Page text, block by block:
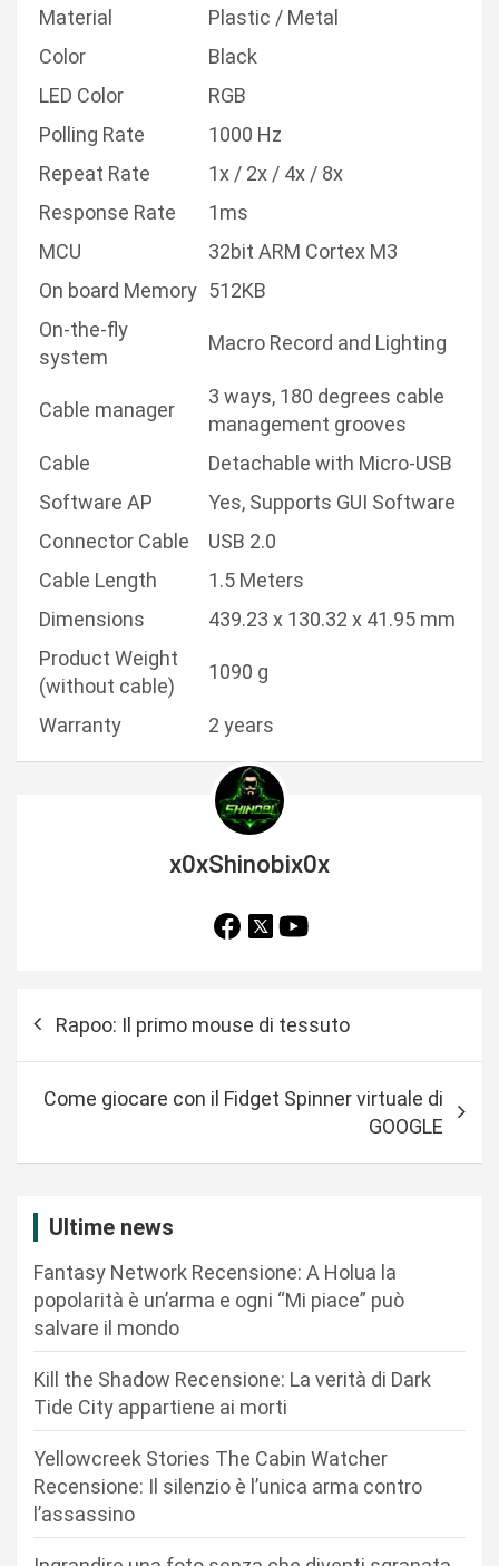
Material
Plastic / Metal
Color
Black
LED Color
RGB
Polling Rate
1000 Hz
Repeat Rate
1x / 2x / 4x / 8x
Response Rate
1ms
MCU
32bit ARM Cortex M3
On board Memory 512KB
On-the-fly
system
Macro Record and Lighting
Cable manager
3 ways, 180 degrees cable
management grooves
Cable
Detachable with Micro-USB
Software AP
Yes, Supports GUI Software
Connector Cable
USB 2.0
Cable Length
1.5 Meters
Dimensions
439.23 x 130.32 x 41.95 mm
Product Weight
(without cable)
1090 g
Warranty 2 years
x0xShinobix0x
Rapoo: Il primo mouse di tessuto
Come giocare con il Fidget Spinner virtuale di
GOOGLE
Ultime news
Fantasy Network Recensione: A Holua la
popolarità è un’arma e ogni “Mi piace” può
salvare il mondo
Kill the Shadow Recensione: La verità di Dark
Tide City appartiene ai morti
Yellowcreek Stories The Cabin Watcher
Recensione: Il silenzio è l’unica arma contro
l’assassino